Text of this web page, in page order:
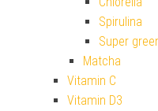
Spirulina
Super
Matcha
Vitamin C
Vitamin D3